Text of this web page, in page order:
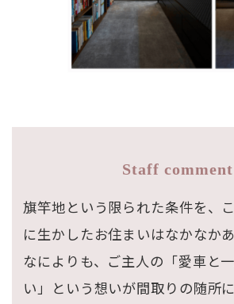
Staff comment
旗竿地という限られた条件を、
に生かしたお住まいはなかなかあ
なによりも、ご主人の「愛車と
い」という想いが間取りの随所